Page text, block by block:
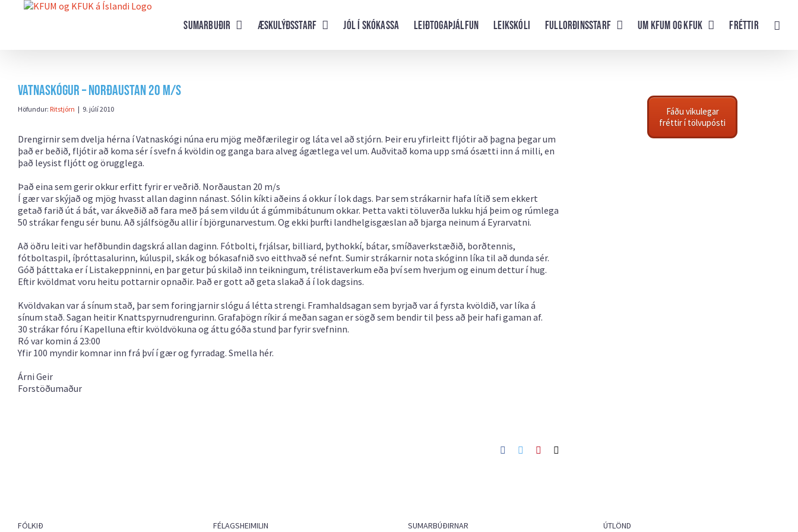
Sumarbuðir Æskulýðsstarf Jól í skókassa Leiðtogaþjálfun Leikskóli Fullorðinsstarf UM KFUM og KFUK Fréttir
Vatnaskógur – Norðaustan 20 m/s
Höfundur: Ritstjórn | 9. júlí 2010
Drengirnir sem dvelja hérna í Vatnaskógi núna eru mjög meðfærilegir og láta vel að stjórn. Þeir eru yfirleitt fljótir að þagna þegar um
það er beðið, fljótir að koma sér í svefn á kvöldin og ganga bara alveg ágætlega vel um. Auðvitað koma upp smá ósætti inn á milli, en
það leysist fljótt og örugglega.
Það eina sem gerir okkur erfitt fyrir er veðrið. Norðaustan 20 m/s
Í gær var skýjað og mjög hvasst allan daginn nánast. Sólin kíkti aðeins á okkur í lok dags. Þar sem strákarnir hafa lítið sem ekkert
getað farið út á bát, var ákveðið að fara með þá sem vildu út á gúmmibátunum okkar. Þetta vakti töluverða lukku hjá þeim og rúmlega
50 strákar fengu sér bunu. Að sjálfsögðu allir í björgunarvestum. Og ekki þurfti landhelgisgæslan að bjarga neinum á Eyrarvatni.
Að öðru leiti var hefðbundin dagskrá allan daginn. Fótbolti, frjálsar, billiard, þythokkí, bátar, smíðaverkstæðið, borðtennis,
fótboltaspil, íþróttasalurinn, kúluspil, skák og bókasafnið svo eitthvað sé nefnt. Sumir strákarnir nota skóginn líka til að dunda sér.
Góð þátttaka er í Listakeppninni, en þar getur þú skilað inn teikningum, trélistaverkum eða því sem hverjum og einum dettur í hug.
Eftir kvöldmat voru heitu pottarnir opnaðir. Það er gott að geta slakað á í lok dagsins.
Kvöldvakan var á sínum stað, þar sem foringjarnir slógu á létta strengi. Framhaldsagan sem byrjað var á fyrsta kvöldið, var líka á
sínum stað. Sagan heitir Knattspyrnudrengurinn. Grafaþögn ríkir á meðan sagan er sögð sem bendir til þess að þeir hafi gaman af.
30 strákar fóru í Kapelluna eftir kvöldvökuna og áttu góða stund þar fyrir svefninn.
Ró var komin á 23:00
Yfir 100 myndir komnar inn frá því í gær og fyrradag. Smella hér.
Árni Geir
Forstöðumaður
Facebook
TwitterPinterest
Fáðu vikulegar
fréttir í tölvupósti
FÓLKIÐ FÉLAGSHEIMILIN SUMARBÚÐIRNAR ÚTLÖND